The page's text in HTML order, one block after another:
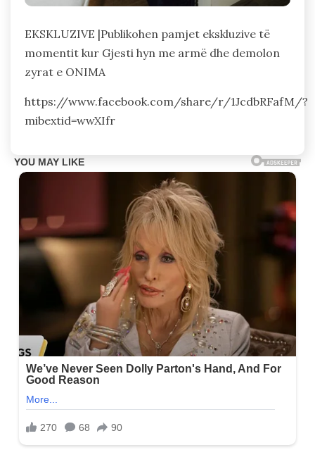
EKSKLUZIVE |Publikohen pamjet ekskluzive të
momentit kur Gjesti hyn me armë dhe demolon
zyrat e ONIMA
https://www.facebook.com/share/r/1JcdbRFafM/?
mibextid=wwXIfr